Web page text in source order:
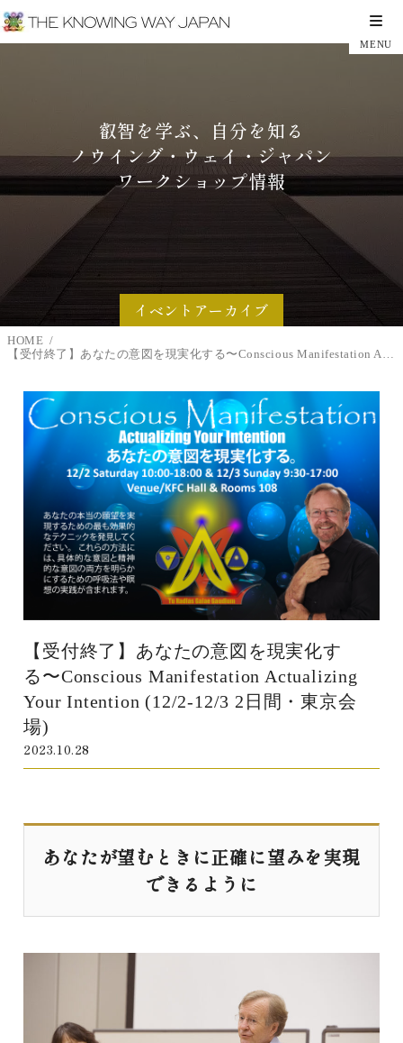
イベントアーカイブ
叡智を学ぶ、自分を知る
ノウイング・ウェイ・ジャパン
ワークショップ情報
HOME
【受付終了】あなたの意図を現実化す
る〜Conscious Manifestation Actualizing
Your Intention (12/2-12/3 2日間・東京会
場)
2023.10.28
あなたが望むときに正確に望みを実現
できるように